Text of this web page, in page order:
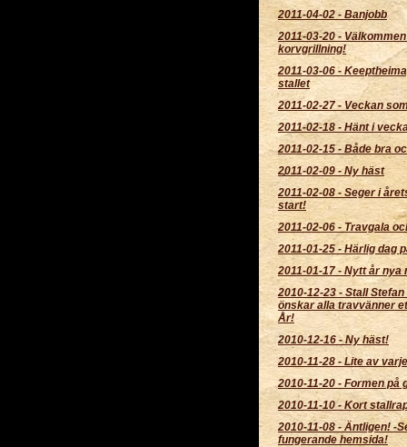
2011-04-02 - Banjobb
2011-03-20-
korvgrillning!
2011-03-06-
stallet
2011-02-27- Veckan
2011-02-18 - Hänt i
2011-02-15- Både bra
2011-02-09-Ny häst
2011-02-08 - Seger i
start!
2011-02-06 - Travgala
2011-01-25-Härlig dag
2011-01-17 - Nytt år nya
2010-12-23- Stall Stefan
önskar alla travvänner
År!
2010-12-16 -Ny häst!
2010-11-28 - Lite av
2010-11-20 - Formen på
2010-11-10- Kort
2010-11-08 -Äntligen! -
fungerande hemsida!